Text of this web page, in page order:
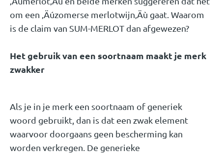
om een ‚Äúzomerse merlotwijn‚Äù gaat. Waarom
is de claim van SUM-MERLOT dan afgewezen?
Het gebruik van een soortnaam maakt je merk
zwakker
Als je in je merk een soortnaam of generiek
woord gebruikt, dan is dat een zwak element
waarvoor doorgaans geen bescherming kan
worden verkregen. De generieke